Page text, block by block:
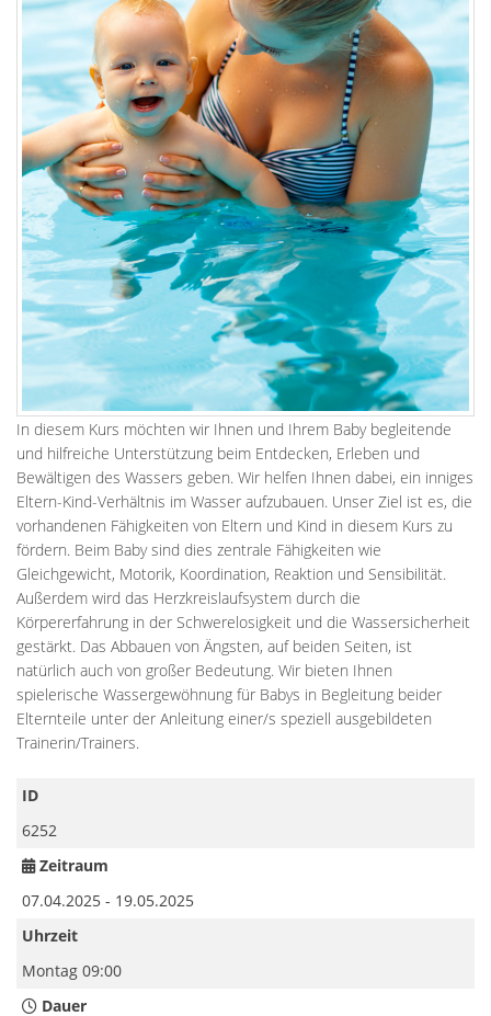
In diesem Kurs möchten wir Ihnen und Ihrem Baby begleitende
und hilfreiche Unterstützung beim Entdecken, Erleben und
Bewältigen des Wassers geben. Wir helfen Ihnen dabei, ein inniges
Eltern-Kind-Verhältnis im Wasser aufzubauen. Unser Ziel ist es, die
vorhandenen Fähigkeiten von Eltern und Kind in diesem Kurs zu
fördern. Beim Baby sind dies zentrale Fähigkeiten wie
Gleichgewicht, Motorik, Koordination, Reaktion und Sensibilität.
Außerdem wird das Herzkreislaufsystem durch die
Körpererfahrung in der Schwerelosigkeit und die Wassersicherheit
gestärkt. Das Abbauen von Ängsten, auf beiden Seiten, ist
natürlich auch von großer Bedeutung. Wir bieten Ihnen
spielerische Wassergewöhnung für Babys in Begleitung beider
Elternteile unter der Anleitung einer/s speziell ausgebildeten
Trainerin/Trainers.
ID
6252
Zeitraum
07.04.2025 - 19.05.2025
Uhrzeit
Montag 09:00
Dauer